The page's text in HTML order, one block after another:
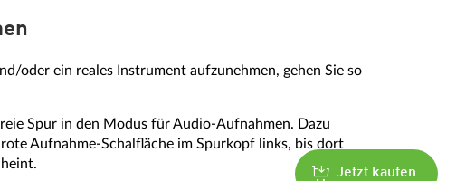
oder ein reales Instrument aufzunehmen, gehen Sie so
Spur in den Modus für Audio-Aufnahmen. Dazu
Aufnahme-Schalfläche im Spurkopf links, bis dort